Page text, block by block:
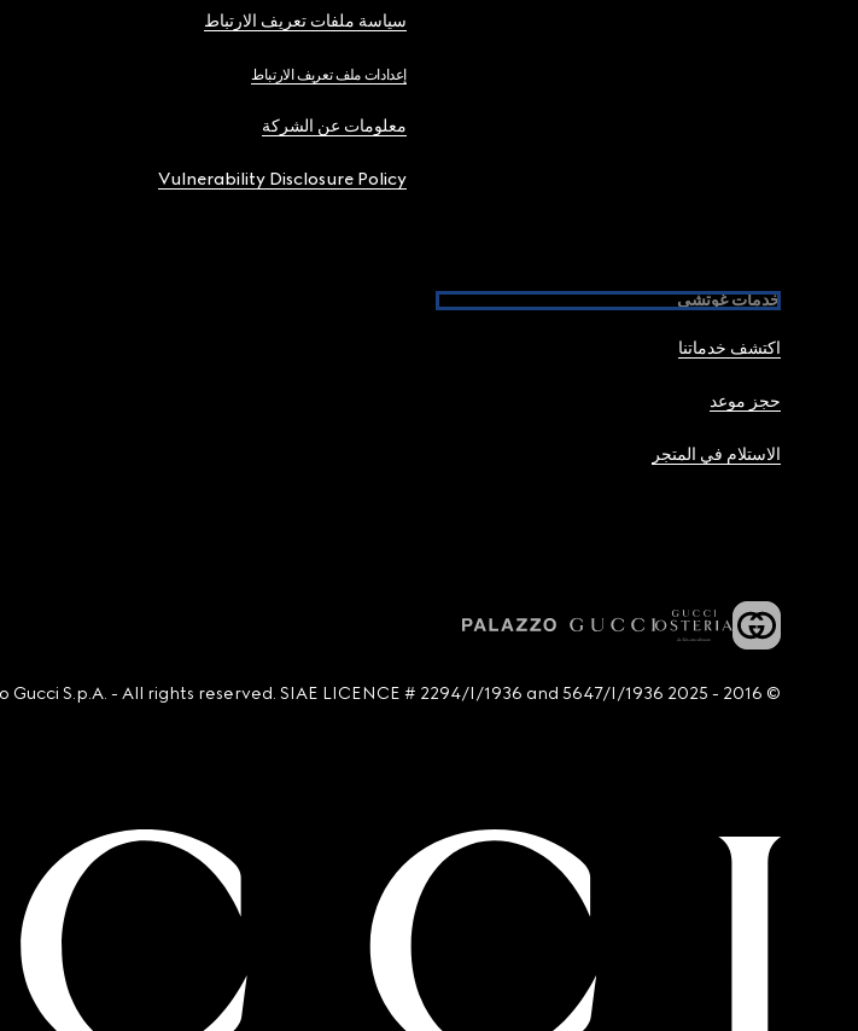
سياسة ملفات تعريف الارتباط
إعدادات ملف تعريف الارتباط
معلومات عن الشركة
Vulnerability Disclosure Policy
خدمات غوتشي
اكتشف خدماتنا
حجز موعد
الاستلام في المتجر
© 2016 - 2025 Guccio Gucci S.p.A. - All rights reserved. SIAE LICENCE # 2294/I/1936 and 5647/I/1936